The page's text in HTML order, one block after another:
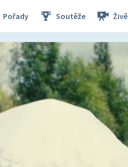
Pořady Soutěže Živě